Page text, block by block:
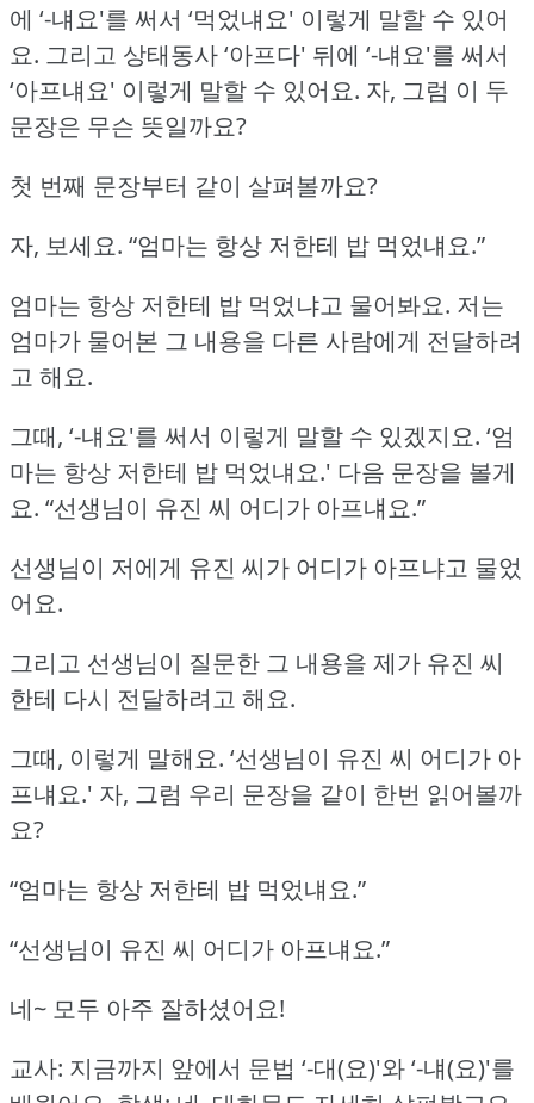
에 ‘-냬요'를 써서 ‘먹었냬요' 이렇게 말할 수 있어
요. 그리고 상태동사 ‘아프다' 뒤에 ‘-냬요'를 써서
‘아프냬요' 이렇게 말할 수 있어요. 자, 그럼 이 두
문장은 무슨 뜻일까요?
첫 번째 문장부터 같이 살펴볼까요?
자, 보세요. “엄마는 항상 저한테 밥 먹었냬요.”
엄마는 항상 저한테 밥 먹었냐고 물어봐요. 저는
엄마가 물어본 그 내용을 다른 사람에게 전달하려
고 해요.
그때, ‘-냬요'를 써서 이렇게 말할 수 있겠지요. ‘엄
마는 항상 저한테 밥 먹었냬요.' 다음 문장을 볼게
요. “선생님이 유진 씨 어디가 아프냬요.”
선생님이 저에게 유진 씨가 어디가 아프냐고 물었
어요.
그리고 선생님이 질문한 그 내용을 제가 유진 씨
한테 다시 전달하려고 해요.
그때, 이렇게 말해요. ‘선생님이 유진 씨 어디가 아
프냬요.' 자, 그럼 우리 문장을 같이 한번 읽어볼까
요?
“엄마는 항상 저한테 밥 먹었냬요.”
“선생님이 유진 씨 어디가 아프냬요.”
네~ 모두 아주 잘하셨어요!
교사: 지금까지 앞에서 문법 ‘-대(요)'와 ‘-냬(요)'를